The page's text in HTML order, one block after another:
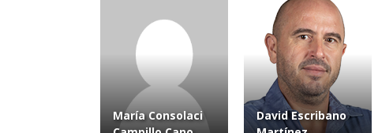
María Consolaci
David Escribano